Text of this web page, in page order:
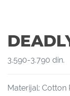
3.590-3.790 din.
Materijal: Cotton